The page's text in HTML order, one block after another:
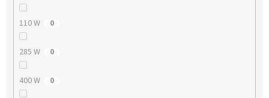
110 W 0
285 W 0
400 W 0